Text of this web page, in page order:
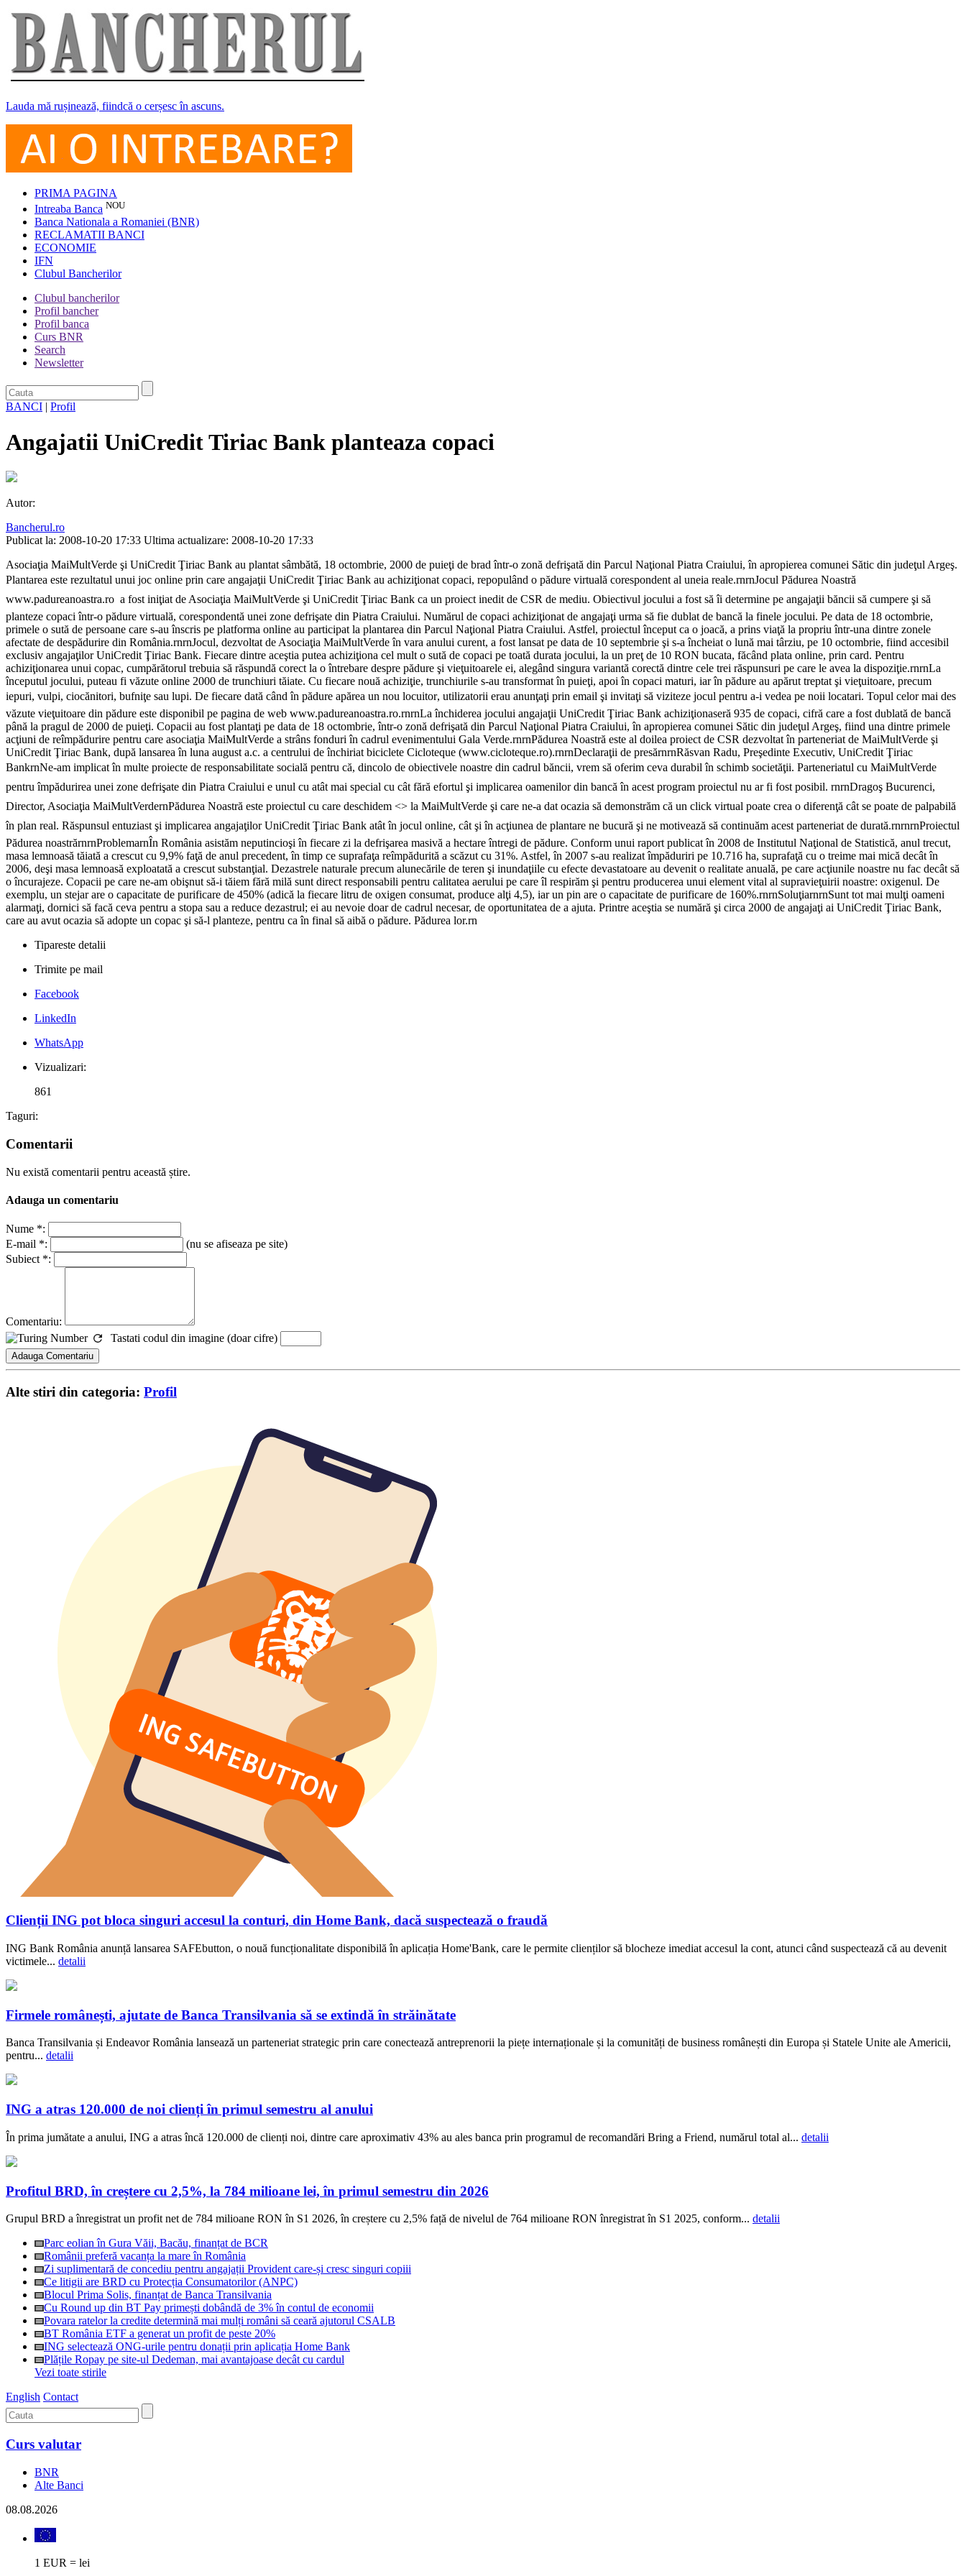
Lauda mă rușinează, fiindcă o cerșesc în ascuns.
PRIMA PAGINA
Intreaba Banca NOU
Banca Nationala a Romaniei (BNR)
RECLAMATII BANCI
ECONOMIE
IFN
Clubul Bancherilor
Clubul bancherilor
Profil bancher
Profil banca
Curs BNR
Search
Newsletter
BANCI | Profil
Angajatii UniCredit Tiriac Bank planteaza copaci
Autor:
Bancherul.ro
Publicat la: 2008-10-20 17:33 Ultima actualizare: 2008-10-20 17:33
Asociaţia MaiMultVerde şi UniCredit Ţiriac Bank au plantat sâmbătă, 18 octombrie, 2000 de puieţi de brad într-o zonă defrişată din Parcul Naţional Piatra Craiului, în apropierea comunei Sătic din judeţul Argeş.
Plantarea este rezultatul unui joc online prin care angajaţii UniCredit Ţiriac Bank au achiziţionat copaci, repopulând o pădure virtuală corespondent al uneia reale.rnrnJocul Pădurea Noastră 
www.padureanoastra.ro  a fost iniţiat de Asociaţia MaiMultVerde şi UniCredit Ţiriac Bank ca un proiect inedit de CSR de mediu. Obiectivul jocului a fost să îi determine pe angajaţii băncii să cumpere şi să
planteze copaci într-o pădure virtuală, corespondentă unei zone defrişate din Piatra Craiului. Numărul de copaci achiziţionat de angajaţi urma să fie dublat de bancă la finele jocului. Pe data de 18 octombrie,
primele o sută de persoane care s-au înscris pe platforma online au participat la plantarea din Parcul Naţional Piatra Craiului. Astfel, proiectul început ca o joacă, a prins viaţă la propriu într-una dintre zonele
afectate de despădurire din România.rnrnJocul, dezvoltat de Asociaţia MaiMultVerde în vara anului curent, a fost lansat pe data de 10 septembrie şi s-a încheiat o lună mai târziu, pe 10 octombrie, fiind accesibil
exclusiv angajaţilor UniCredit Ţiriac Bank. Fiecare dintre aceştia putea achiziţiona cel mult o sută de copaci pe toată durata jocului, la un preţ de 10 RON bucata, făcând plata online, prin card. Pentru
achiziţionarea unui copac, cumpărătorul trebuia să răspundă corect la o întrebare despre pădure şi vieţuitoarele ei, alegând singura variantă corectă dintre cele trei răspunsuri pe care le avea la dispoziţie.rnrnLa
începutul jocului, puteau fi văzute online 2000 de trunchiuri tăiate. Cu fiecare nouă achiziţie, trunchiurile s-au transformat în puieţi, apoi în copaci maturi, iar în pădure au apărut treptat şi vieţuitoare, precum
iepuri, vulpi, ciocănitori, bufniţe sau lupi. De fiecare dată când în pădure apărea un nou locuitor, utilizatorii erau anunţaţi prin email şi invitaţi să viziteze jocul pentru a-i vedea pe noii locatari. Topul celor mai des
văzute vieţuitoare din pădure este disponibil pe pagina de web www.padureanoastra.ro.rnrnLa închiderea jocului angajaţii UniCredit Ţiriac Bank achiziţionaseră 935 de copaci, cifră care a fost dublată de bancă
până la pragul de 2000 de puieţi. Copacii au fost plantaţi pe data de 18 octombrie, într-o zonă defrişată din Parcul Naţional Piatra Craiului, în apropierea comunei Sătic din judeţul Argeş, fiind una dintre primele
acţiuni de reîmpădurire pentru care asociaţia MaiMultVerde a strâns fonduri în cadrul evenimentului Gala Verde.rnrnPădurea Noastră este al doilea proiect de CSR dezvoltat în parteneriat de MaiMultVerde şi
UniCredit Ţiriac Bank, după lansarea în luna august a.c. a centrului de închiriat biciclete Cicloteque (www.cicloteque.ro).rnrnDeclaraţii de presărnrnRăsvan Radu, Preşedinte Executiv, UniCredit Ţiriac
BankrnNe-am implicat în multe proiecte de responsabilitate socială pentru că, dincolo de obiectivele noastre din cadrul băncii, vrem să oferim ceva durabil în schimb societăţii. Parteneriatul cu MaiMultVerde
pentru împădurirea unei zone defrişate din Piatra Craiului e unul cu atât mai special cu cât fără efortul şi implicarea oamenilor din bancă în acest program proiectul nu ar fi fost posibil. rnrnDragoş Bucurenci,
Director, Asociaţia MaiMultVerdernPădurea Noastră este proiectul cu care deschidem <> la MaiMultVerde şi care ne-a dat ocazia să demonstrăm că un click virtual poate crea o diferenţă cât se poate de palpabilă
în plan real. Răspunsul entuziast şi implicarea angajaţilor UniCredit Ţiriac Bank atât în jocul online, cât şi în acţiunea de plantare ne bucură şi ne motivează să continuăm acest parteneriat de durată.rnrnrnProiectul
Pădurea noastrărnrnProblemarnÎn România asistăm neputincioşi în fiecare zi la defrişarea masivă a hectare întregi de pădure. Conform unui raport publicat în 2008 de Institutul Naţional de Statistică, anul trecut,
masa lemnoasă tăiată a crescut cu 9,9% faţă de anul precedent, în timp ce suprafaţa reîmpădurită a scăzut cu 31%. Astfel, în 2007 s-au realizat împăduriri pe 10.716 ha, suprafaţă cu o treime mai mică decât în
2006, deşi masa lemnoasă exploatată a crescut substanţial. Dezastrele naturale precum alunecările de teren şi inundaţiile cu efecte devastatoare au devenit o realitate anuală, pe care acţiunile noastre nu fac decât să
o încurajeze. Copacii pe care ne-am obişnut să-i tăiem fără milă sunt direct responsabili pentru calitatea aerului pe care îl respirăm şi pentru producerea unui element vital al supravieţuirii noastre: oxigenul. De
exemplu, un stejar are o capacitate de purificare de 450% (adică la fiecare litru de oxigen consumat, produce alţi 4,5), iar un pin are o capacitate de purificare de 160%.rnrnSoluţiarnrnSunt tot mai mulţi oameni
alarmaţi, dornici să facă ceva pentru a stopa sau a reduce dezastrul; ei au nevoie doar de cadrul necesar, de oportunitatea de a ajuta. Printre aceştia se numără şi circa 2000 de angajaţi ai UniCredit Ţiriac Bank,
care au avut ocazia să adopte un copac şi să-l planteze, pentru ca în final să aibă o pădure. Pădurea lor.rn
Tipareste detalii
Trimite pe mail
Facebook
LinkedIn
WhatsApp
Vizualizari:
861
Taguri:
Comentarii
Nu există comentarii pentru această știre.
Adauga un comentariu
Nume *:
E-mail *:
(nu se afiseaza pe site)
Subiect *:
Comentariu:
Tastati codul din imagine (doar cifre)
Alte stiri din categoria: Profil
Clienții ING pot bloca singuri accesul la conturi, din Home Bank, dacă suspectează o fraudă
ING Bank România anunță lansarea SAFEbutton, o nouă funcționalitate disponibilă în aplicația Home'Bank, care le permite clienților să blocheze imediat accesul la cont, atunci când suspectează că au devenit
victimele... detalii
Firmele românești, ajutate de Banca Transilvania să se extindă în străinătate
Banca Transilvania și Endeavor România lansează un parteneriat strategic prin care conectează antreprenorii la piețe internaționale și la comunități de business românești din Europa și Statele Unite ale Americii,
pentru... detalii
ING a atras 120.000 de noi clienți în primul semestru al anului
În prima jumătate a anului, ING a atras încă 120.000 de clienți noi, dintre care aproximativ 43% au ales banca prin programul de recomandări Bring a Friend, numărul total al... detalii
Profitul BRD, în creștere cu 2,5%, la 784 milioane lei, în primul semestru din 2026
Grupul BRD a înregistrat un profit net de 784 milioane RON în S1 2026, în creștere cu 2,5% față de nivelul de 764 milioane RON înregistrat în S1 2025, conform... detalii
Parc eolian în Gura Văii, Bacău, finanțat de BCR
Românii preferă vacanța la mare în România
Zi suplimentară de concediu pentru angajații Provident care-și cresc singuri copiii
Ce litigii are BRD cu Protecția Consumatorilor (ANPC)
Blocul Prima Solis, finanțat de Banca Transilvania
Cu Round up din BT Pay primești dobândă de 3% în contul de economii
Povara ratelor la credite determină mai mulți români să ceară ajutorul CSALB
BT România ETF a generat un profit de peste 20%
ING selectează ONG-urile pentru donații prin aplicația Home Bank
Plățile Ropay pe site-ul Dedeman, mai avantajoase decât cu cardul
Vezi toate stirile
English Contact
Curs valutar
BNR
Alte Banci
08.08.2026
1 EUR = lei